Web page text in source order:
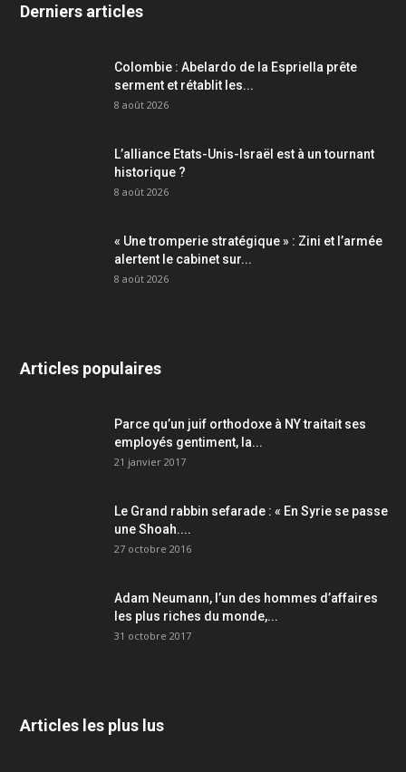
Derniers articles
Colombie : Abelardo de la Espriella prête
serment et rétablit les...
8 août 2026
L’alliance Etats-Unis-Israël est à un tournant
historique ?
8 août 2026
« Une tromperie stratégique » : Zini et l’armée
alertent le cabinet sur...
8 août 2026
Articles populaires
Parce qu’un juif orthodoxe à NY traitait ses
employés gentiment, la...
21 janvier 2017
Le Grand rabbin sefarade : « En Syrie se passe
une Shoah....
27 octobre 2016
Adam Neumann, l’un des hommes d’affaires
les plus riches du monde,...
31 octobre 2017
Articles les plus lus